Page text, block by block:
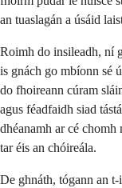
an tuaslagán a úsáid
Roimh do insileadh, ní
is gnách go mbíonn sé
do fhoireann cúram
agus féadfaidh siad
dhéanamh ar cé chomh
tar éis an chóireála.
De ghnáth, tógann an